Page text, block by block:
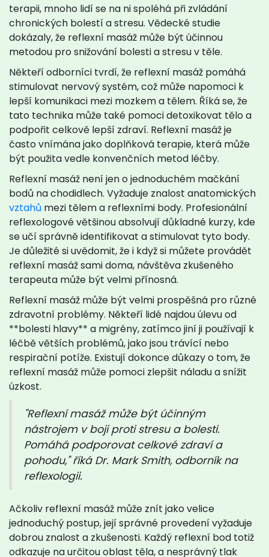
terapii, mnoho lidí se na ni spoléhá při zvládání
chronických bolestí a stresu. Vědecké studie
dokázaly, že reflexní masáž může být účinnou
metodou pro snižování bolesti a stresu v těle.
Někteří odborníci tvrdí, že reflexní masáž pomáhá
stimulovat nervový systém, což může napomoci k
lepší komunikaci mezi mozkem a tělem. Říká se, že
tato technika může také pomoci detoxikovat tělo a
podpořit celkově lepší zdraví. Reflexní masáž je
často vnímána jako doplňková terapie, která může
být použita vedle konvenčních metod léčby.
Reflexní masáž není jen o jednoduchém mačkání
bodů na chodidlech. Vyžaduje znalost anatomických
vztahů mezi tělem a reflexními body. Profesionální
reflexologové většinou absolvují důkladné kurzy, kde
se učí správně identifikovat a stimulovat tyto body.
Je důležité si uvědomit, že i když si můžete provádět
reflexní masáž sami doma, návštěva zkušeného
terapeuta může být velmi přínosná.
Reflexní masáž může být velmi prospěšná pro různé
zdravotní problémy. Někteří lidé najdou úlevu od
**bolesti hlavy** a migrény, zatímco jiní ji používají k
léčbě větších problémů, jako jsou trávící nebo
respirační potíže. Existují dokonce důkazy o tom, že
reflexní masáž může pomoci zlepšit náladu a snížit
úzkost.
"Reflexní masáž může být účinným
nástrojem v boji proti stresu a bolesti.
Pomáhá podporovat celkové zdraví a
pohodu," říká Dr. Mark Smith, odborník na
reflexologii.
Ačkoliv reflexní masáž může znít jako velice
jednoduchý postup, její správné provedení vyžaduje
dobrou znalost a zkušenosti. Každý reflexní bod totiž
odkazuje na určitou oblast těla, a nesprávný tlak